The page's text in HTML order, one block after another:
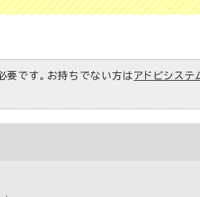
要です。お持ちでない方は アドビシステ